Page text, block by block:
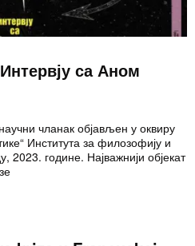
са Аном
чланак објављен у оквиру
Института за филозофију и
2023. године. Најважнији објекат